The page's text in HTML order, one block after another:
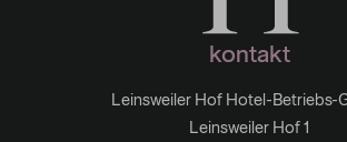
kontakt
Leinsweiler Hof Hotel-Betriebs-
Leinsweiler Hof 1